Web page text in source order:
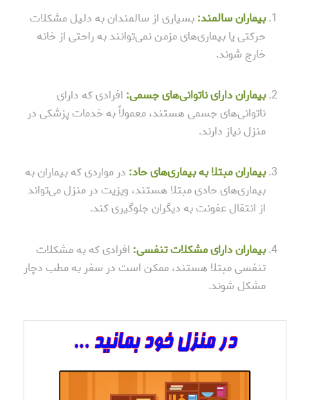
بیماران سالمند:بسیاری از سالمندان به دلیل مشکلات
حرکتی یا بیماری‌های مزمن نمی‌توانند به راحتی از خانه
خارج شوند.
بیماران دارای ناتوانی‌های جسمی: افرادی که دارای
ناتوانی‌های جسمی هستند، معمولاً به خدمات پزشکی در
منزل نیاز دارند.
بیماران مبتلا به بیماری‌های حاد: در مواردی که بیماران به
بیماری‌های حادی مبتلا هستند، ویزیت در منزل می‌تواند
از انتقال عفونت به دیگران جلوگیری کند.
بیماران دارای مشکلات تنفسی: افرادی که به مشکلات
تنفسی مبتلا هستند، ممکن است در سفر به مطب دچار
مشکل شوند.